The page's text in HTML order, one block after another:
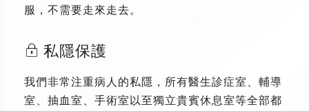
服，不需要走來走去。
私隱保護
我們非常注重病人的私隱，所有醫生診症室、輔導
室、抽血室、手術室以至獨立貴賓休息室等全部都